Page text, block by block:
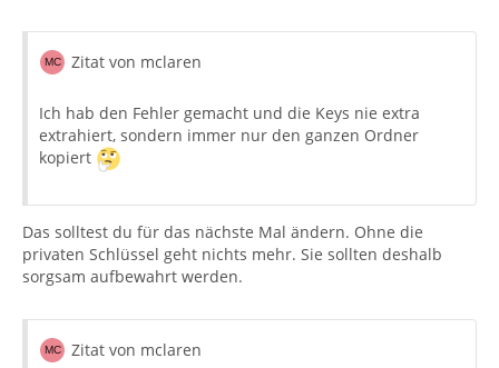
Zitat von mclaren
Ich hab den Fehler gemacht und die Keys nie extra
extrahiert, sondern immer nur den ganzen Ordner
kopiert
Das solltest du für das nächste Mal ändern. Ohne die
privaten Schlüssel geht nichts mehr. Sie sollten deshalb
sorgsam aufbewahrt werden.
Zitat von mclaren